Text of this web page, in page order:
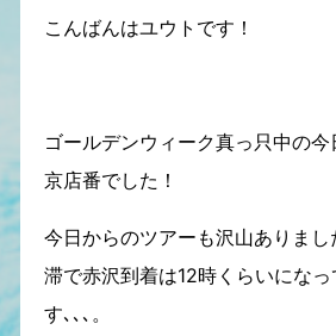
こんばんはユウトです！
ゴールデンウィーク真っ只中の
京店番でした！
今日からのツアーも沢山ありま
滞で赤沢到着は12時くらいにな
す､､､。